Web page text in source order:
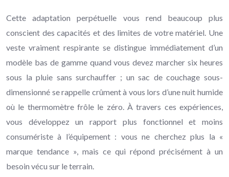
Cette adaptation perpétuelle vous rend beaucoup plus
conscient des capacités et des limites de votre matériel. Une
veste vraiment respirante se distingue immédiatement d’un
modèle bas de gamme quand vous devez marcher six heures
sous la pluie sans surchauffer ; un sac de couchage sous-
dimensionné se rappelle crûment à vous lors d’une nuit humide
où le thermomètre frôle le zéro. À travers ces expériences,
vous développez un rapport plus fonctionnel et moins
consumériste à l’équipement : vous ne cherchez plus la «
marque tendance », mais ce qui répond précisément à un
besoin vécu sur le terrain.